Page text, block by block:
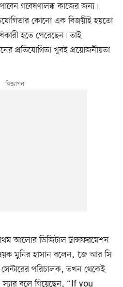
গবেষণালব্ধ কাজের জন্য।
কোনো এক বিজয়ীই হয়তো
হতে পেরেছেন। তাই
প্রতিযোগিতা খুবই প্রয়োজনীয়তা
আলোর ডিজিটাল ট্রান্সফরমেশন
মুনির হাসান বলেন, ‘জে আর সি
পরিচালক, তখন থেকেই
স্যার বলে গিয়েছেন, “If you